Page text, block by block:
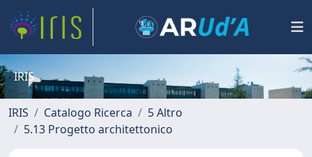
IRIS
IRIS Catalogo Ricerca
5 Altro
5.13 Progetto architettonico